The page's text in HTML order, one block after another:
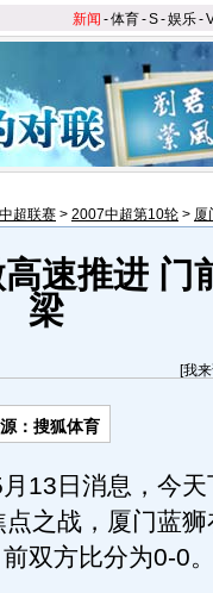
新闻 -体育-S-娱乐-
中超联赛 > 2007中超第10轮 > 厦
速推进 门
梁
[我
：搜狐体育
13日消息，今天
之战，厦门蓝
双方比分为0-0